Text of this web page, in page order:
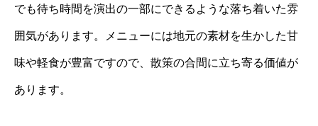
でも待ち時間を演出の一部にできるような落ち着いた雰
囲気があります。メニューには地元の素材を生かした甘
味や軽食が豊富ですので、散策の合間に立ち寄る価値が
あります。